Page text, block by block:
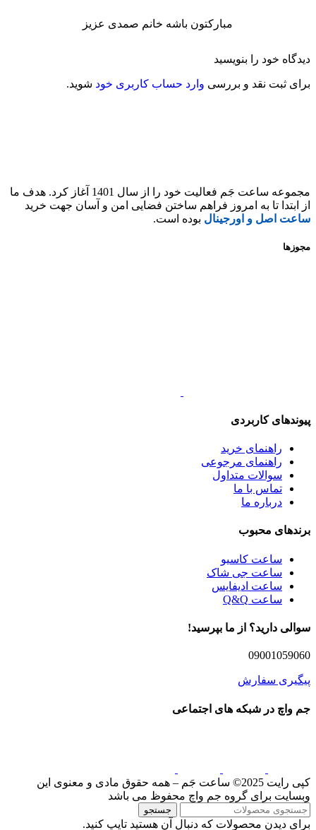
مبارکتون باشه خانم صمدی عزیز
دیدگاه خود را بنویسید
برای ثبت نقد و بررسی وارد حساب کاربری خود شوید.
مجموعه ساعت جَم فعالیت خود را از سال 1401 آغاز کرد. هدف ما
از ابتدا تا به امروز فراهم ساختن فضایی امن و آسان جهت خرید
ساعت اصل و اورجینال بوده است.
مجوزها
پیوندهای کاربردی
راهنمای خرید
راهنمای مرجوعی
سوالات متداول
تماس با ما
درباره ما
برندهای محبوب
ساعت کاسیو
ساعت جی شاک
ساعت ادیفایس
ساعت Q&Q
سوالی دارید؟ از ما بپرسید!
09001059060
پیگیری سفارش
جم واچ در شبکه های اجتماعی
کپی رایت 2025© ساعت جَم – همه حقوق مادی و معنوی این
وبسایت برای گروه جم واچ محفوظ می باشد
جستجو
برای دیدن محصولات که دنبال آن هستید تایپ کنید.